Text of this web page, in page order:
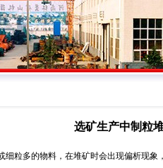
选矿生产中制粒
细粒多的物料，在堆矿时会出现偏析现